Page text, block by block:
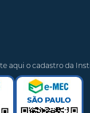
aqui o cadastro da